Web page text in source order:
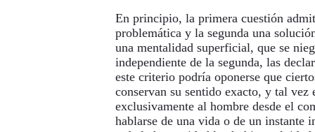
En principio, la primera cuestión
problemática y la segunda una
una mentalidad superficial, que se
independiente de la segunda, las
este criterio podría oponerse que
conservan su sentido exacto, y tal
exclusivamente al hombre desde el
hablarse de una vida o de un instante